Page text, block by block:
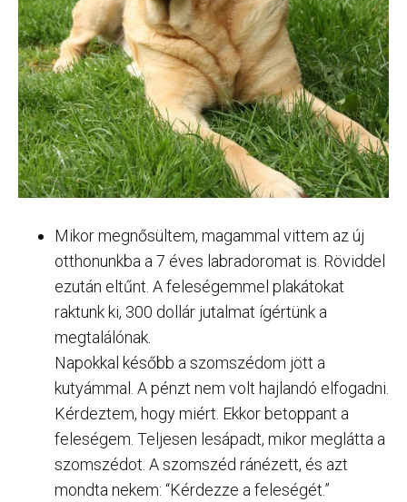
Mikor megnősültem, magammal vittem az új
otthonunkba a 7 éves labradoromat is. Röviddel
ezután eltűnt. A feleségemmel plakátokat
raktunk ki, 300 dollár jutalmat ígértünk a
megtalálónak.
Napokkal később a szomszédom jött a
kutyámmal. A pénzt nem volt hajlandó elfogadni.
Kérdeztem, hogy miért. Ekkor betoppant a
feleségem. Teljesen lesápadt, mikor meglátta a
szomszédot. A szomszéd ránézett, és azt
mondta nekem: “Kérdezze a feleségét.”